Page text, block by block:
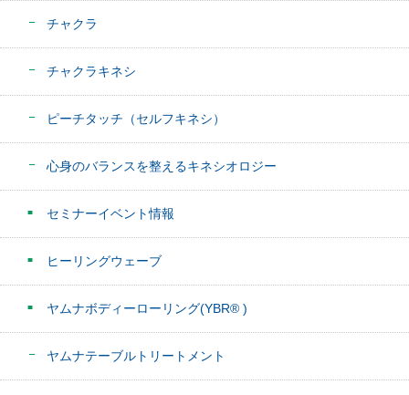
チャクラ
チャクラキネシ
ピーチタッチ（セルフキネシ）
心身のバランスを整えるキネシオロジー
セミナーイベント情報
ヒーリングウェーブ
ヤムナボディーローリング(YBR® )
ヤムナテーブルトリートメント